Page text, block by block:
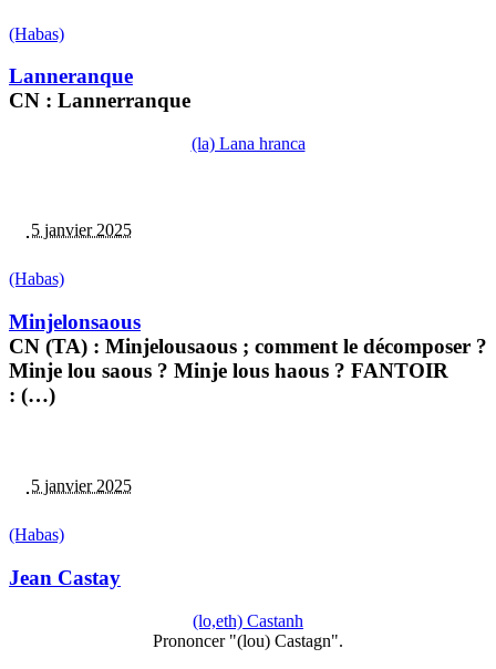
(Habas)
Lanneranque
CN : Lannerranque
(la) Lana hranca
5 janvier 2025
(Habas)
Minjelonsaous
CN (TA) : Minjelousaous ; comment le décomposer ?
Minje lou saous ? Minje lous haous ? FANTOIR
: (…)
5 janvier 2025
(Habas)
Jean Castay
(lo,eth) Castanh
Prononcer "(lou) Castagn".